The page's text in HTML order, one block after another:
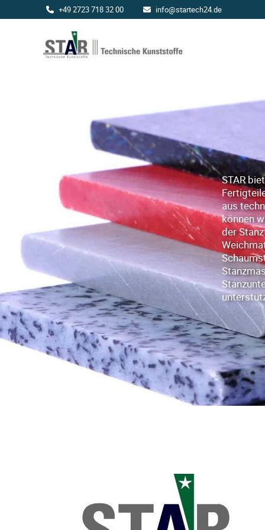
+49 2723 718 32 00 info@startech24.de
STAR
aus
können
der